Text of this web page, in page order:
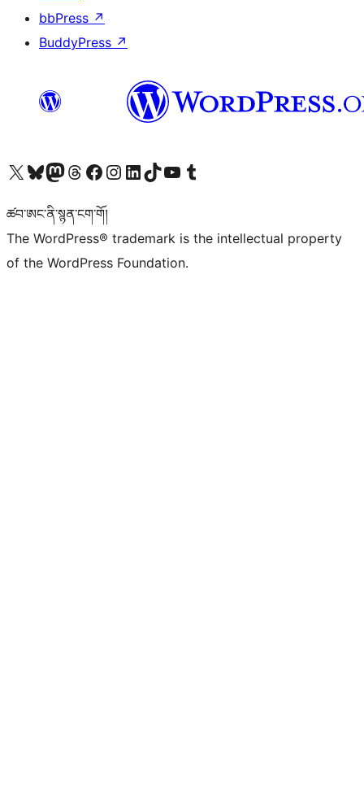
bbPress ↗
BuddyPress ↗
Visit our X (formerly Twitter) account
Visit our Bluesky account
Visit our Mastodon account
Visit our Threads account
Visit our Facebook page
Visit our Instagram account
Visit our LinkedIn account
Visit our TikTok account
Visit our YouTube channel
Visit our Tumblr account
ཚབ་ཨང་ནི་སྙན་ངག་གོ།
The WordPress® trademark is the intellectual property
of the WordPress Foundation.